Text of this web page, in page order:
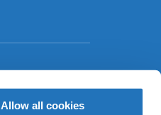
Allow all cookies
Facebook